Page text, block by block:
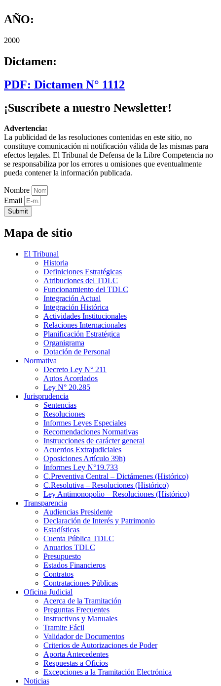
AÑO:
2000
Dictamen:
PDF: Dictamen N° 1112
¡Suscríbete a nuestro Newsletter!
Advertencia:
La publicidad de las resoluciones contenidas en este sitio, no
constituye comunicación ni notificación válida de las mismas para
efectos legales. El Tribunal de Defensa de la Libre Competencia no
se responsabiliza por los errores u omisiones que eventualmente
pueda contener la información publicada.
Nombre
Email
Submit
Mapa de sitio
El Tribunal
Historia
Definiciones Estratégicas
Atribuciones del TDLC
Funcionamiento del TDLC
Integración Actual
Integración Histórica
Actividades Institucionales
Relaciones Internacionales
Planificación Estratégica
Organigrama
Dotación de Personal
Normativa
Decreto Ley N° 211
Autos Acordados
Ley N° 20.285
Jurisprudencia
Sentencias
Resoluciones
Informes Leyes Especiales
Recomendaciones Normativas
Instrucciones de carácter general
Acuerdos Extrajudiciales
Oposiciones Artículo 39h)
Informes Ley N°19.733
C.Preventiva Central – Dictámenes (Histórico)
C.Resolutiva – Resoluciones (Histórico)
Ley Antimonopolio – Resoluciones (Histórico)
Transparencia
Audiencias Presidente
Declaración de Interés y Patrimonio
Estadísticas
Cuenta Pública TDLC
Anuarios TDLC
Presupuesto
Estados Financieros
Contratos
Contrataciones Públicas
Oficina Judicial
Acerca de la Tramitación
Preguntas Frecuentes
Instructivos y Manuales
Tramite Fácil
Validador de Documentos
Criterios de Autorizaciones de Poder
Aporta Antecedentes
Respuestas a Oficios
Excepciones a la Tramitación Electrónica
Noticias